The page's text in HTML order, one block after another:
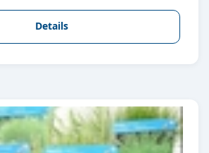
Details